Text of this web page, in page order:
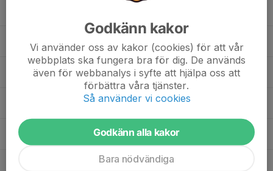
Kalle Fjeldseth
Kebbe Fjeldseth
Oleksii Bychenko
Ollie Hallongren
Sixten Connysson
Godkänn kakor
Vi använder oss av kakor (cookies) för att vår
webbplats ska fungera bra för dig. De används
även för webbanalys i syfte att hjälpa oss att
förbättra våra tjänster.
Så använder vi cookies
Godkänn alla kakor
Bara nödvändiga